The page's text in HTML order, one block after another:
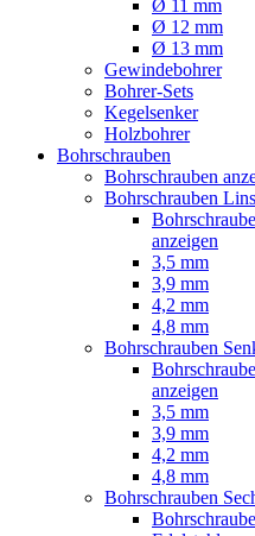
Ø 11 mm
Ø 12 mm
Ø 13 mm
Gewindebohrer
Bohrer-Sets
Kegelsenker
Holzbohrer
Bohrschrauben
Bohrschrauben
Bohrschrauben
anzeigen
3,5 mm
3,9 mm
4,2 mm
4,8 mm
Bohrschrauben
anzeigen
3,5 mm
3,9 mm
4,2 mm
4,8 mm
Bohrschrauben